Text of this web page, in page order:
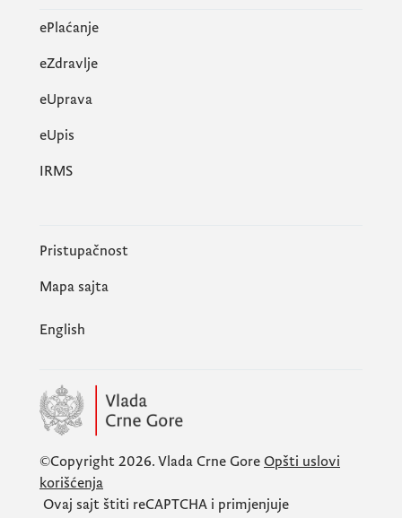
ePlaćanje
eZdravlje
eUprava
еUpis
IRMS
Pristupačnost
Mapa sajta
English
©Copyright 2026. Vlada Crne Gore Opšti uslovi
korišćenja
Ovaj sajt štiti reCAPTCHA i primjenjuje